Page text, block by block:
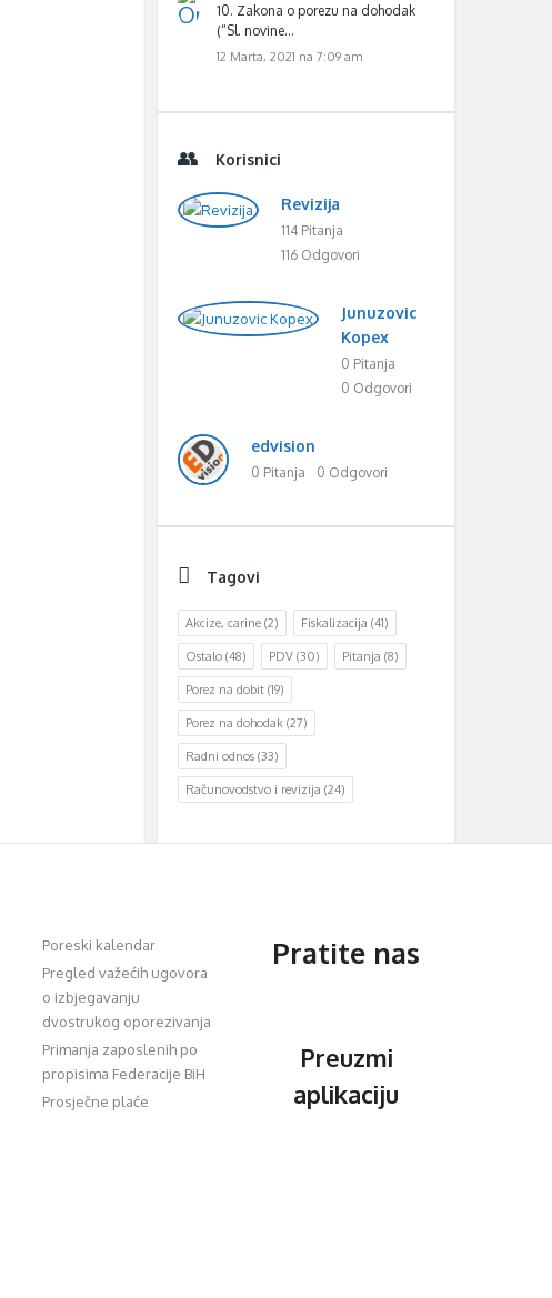
10. Zakona o porezu na dohodak
(“Sl. novine…
12 Marta, 2021 na 7:09 am
Korisnici
Revizija
114 Pitanja
116 Odgovori
Junuzovic
Kopex
0 Pitanja
0 Odgovori
edvision
0 Pitanja 0 Odgovori
Tagovi
Akcize, carine (2) Fiskalizacija (41)
Ostalo (48) PDV (30) Pitanja (8)
Porez na dobit (19)
Porez na dohodak (27)
Radni odnos (33)
Računovodstvo i revizija (24)
Poreski kalendar
Pregled važećih ugovora
o izbjegavanju
dvostrukog oporezivanja
Primanja zaposlenih po
propisima Federacije BiH
Prosječne plaće
Pratite nas
Preuzmi
aplikaciju